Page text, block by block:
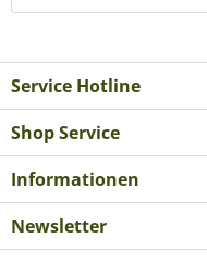
Service Hotline
Shop Service
Informationen
Newsletter